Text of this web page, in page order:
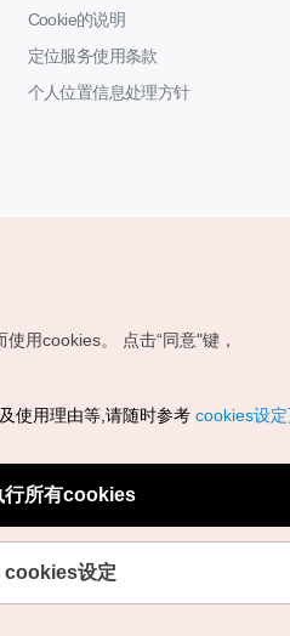
Cookie的说明
定位服务使用条款
个人位置信息处理方针
局版权所有
用cookies。
点击“同意"键，
使用理由等,请随时参考 cookies设
行所有cookies
cookies设定